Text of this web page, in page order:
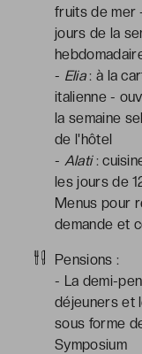
fruits de mer
jours de la
- Elia: à la
italienne -
la semaine
de l'hôtel
- Alati:
les jours de
Menus pour
demande et
Pensions :
- La demi-
déjeuners et
sous forme
Symposium